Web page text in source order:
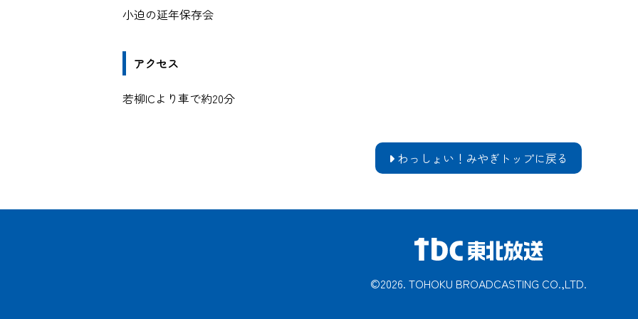
小迫の延年保存会
アクセス
若柳ICより車で約20分
わっしょい！みやぎトップに戻る
©2026. TOHOKU BROADCASTING CO.,LTD.